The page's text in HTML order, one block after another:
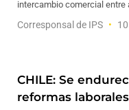
intercambio comercial entre
Corresponsal de IPS
CHILE: Se
reformas laborales